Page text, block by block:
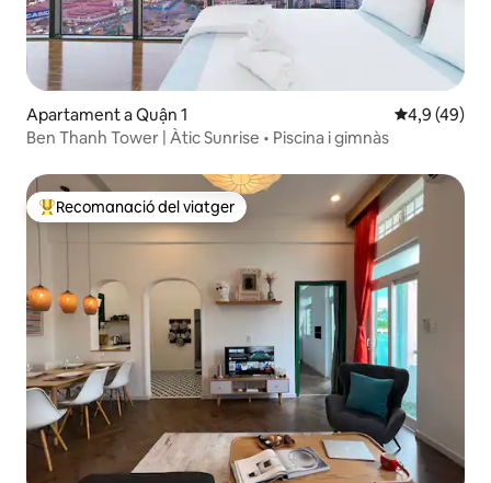
Apartament a Quận 1 4,9 de
4,9 (49)
Ben Thanh Tower | Àtic Sunrise • Piscina i gimnàs
Principals recomanacions dels viatgers
Recomanació del viatger